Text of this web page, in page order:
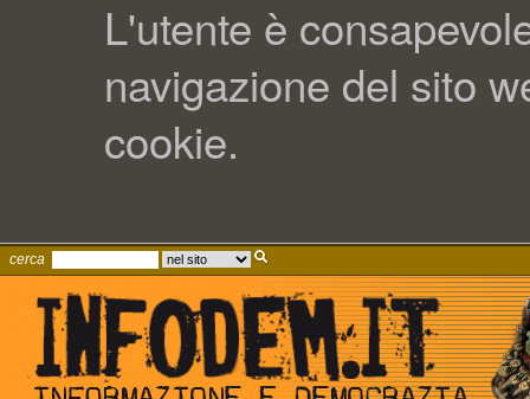
L'utente è
navigazione del sito
cookie.
cerca